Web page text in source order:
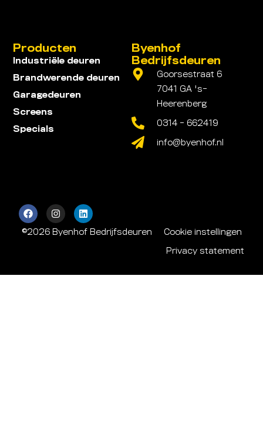
Byenhof
Bedrijfsdeuren
Goorsestraat 6
7041 GA 's-
Heerenberg
0314 - 662419
info@byenhof.nl
Producten
Industriële deuren
Brandwerende deuren
Garagedeuren
Screens
Specials
©2026 Byenhof Bedrijfsdeuren Cookie instellingen
Privacy statement